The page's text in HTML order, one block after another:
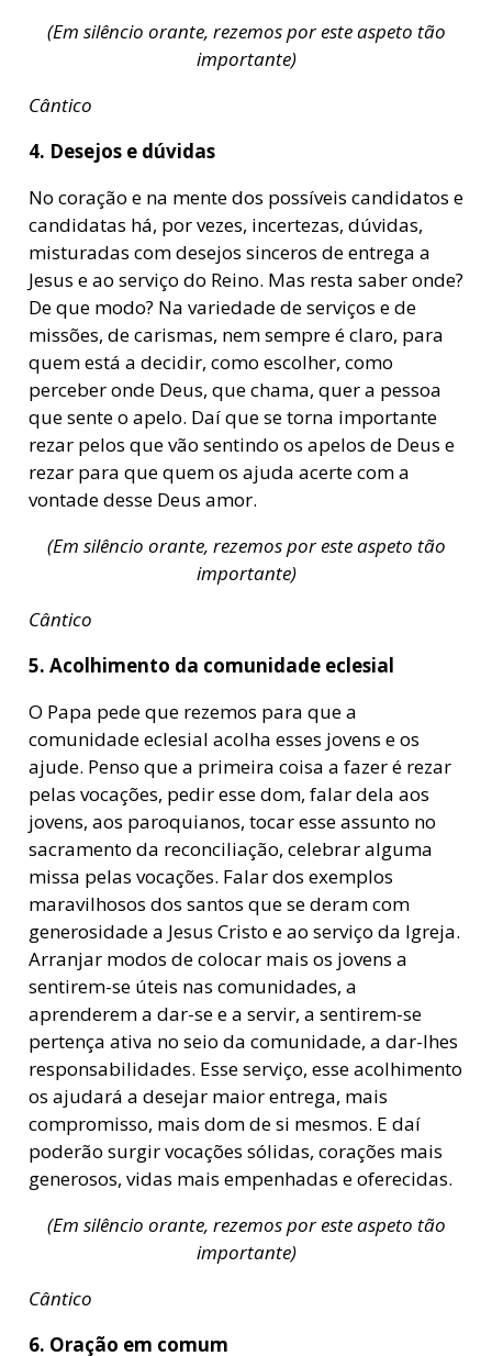
(Em silêncio orante, rezemos por este aspeto tão
importante)
Cântico
4. Desejos e dúvidas
No coração e na mente dos possíveis candidatos e
candidatas há, por vezes, incertezas, dúvidas,
misturadas com desejos sinceros de entrega a
Jesus e ao serviço do Reino. Mas resta saber onde?
De que modo? Na variedade de serviços e de
missões, de carismas, nem sempre é claro, para
quem está a decidir, como escolher, como
perceber onde Deus, que chama, quer a pessoa
que sente o apelo. Daí que se torna importante
rezar pelos que vão sentindo os apelos de Deus e
rezar para que quem os ajuda acerte com a
vontade desse Deus amor.
(Em silêncio orante, rezemos por este aspeto tão
importante)
Cântico
5. Acolhimento da comunidade eclesial
O Papa pede que rezemos para que a
comunidade eclesial acolha esses jovens e os
ajude. Penso que a primeira coisa a fazer é rezar
pelas vocações, pedir esse dom, falar dela aos
jovens, aos paroquianos, tocar esse assunto no
sacramento da reconciliação, celebrar alguma
missa pelas vocações. Falar dos exemplos
maravilhosos dos santos que se deram com
generosidade a Jesus Cristo e ao serviço da Igreja.
Arranjar modos de colocar mais os jovens a
sentirem-se úteis nas comunidades, a
aprenderem a dar-se e a servir, a sentirem-se
pertença ativa no seio da comunidade, a dar-lhes
responsabilidades. Esse serviço, esse acolhimento
os ajudará a desejar maior entrega, mais
compromisso, mais dom de si mesmos. E daí
poderão surgir vocações sólidas, corações mais
generosos, vidas mais empenhadas e oferecidas.
(Em silêncio orante, rezemos por este aspeto tão
importante)
Cântico
6. Oração em comum